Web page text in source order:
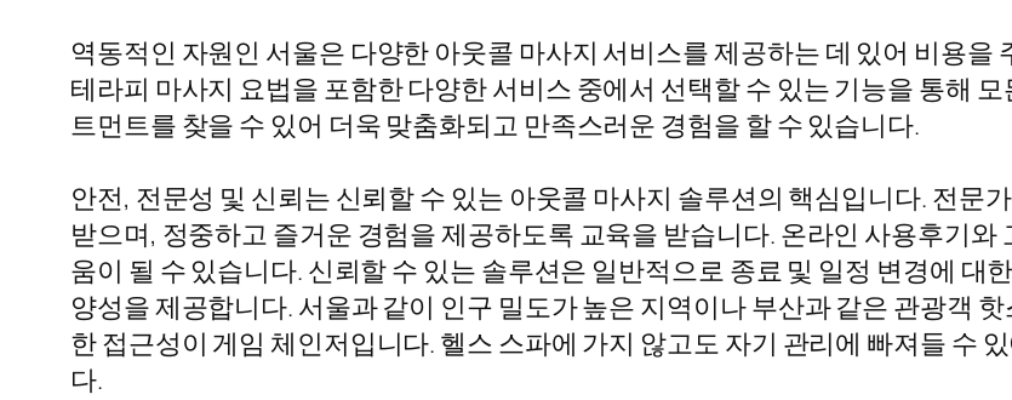
역동적인 자원인 서울은 다양한 아웃콜 마사지 서비스를 제공하는 데 있어 비용
테라피 마사지 요법을 포함한 다양한 서비스 중에서 선택할 수 있는 기능을 통해
트먼트를 찾을 수 있어 더욱 맞춤화되고 만족스러운 경험을 할 수 있습니다.
안전, 전문성 및 신뢰는 신뢰할 수 있는 아웃콜 마사지 솔루션의 핵심입니다. 전문
받으며, 정중하고 즐거운 경험을 제공하도록 교육을 받습니다. 온라인 사용후기
움이 될 수 있습니다. 신뢰할 수 있는 솔루션은 일반적으로 종료 및 일정 변경에 대
양성을 제공합니다. 서울과 같이 인구 밀도가 높은 지역이나 부산과 같은 관광객
한 접근성이 게임 체인저입니다. 헬스 스파에 가지 않고도 자기 관리에 빠져들 수
다.